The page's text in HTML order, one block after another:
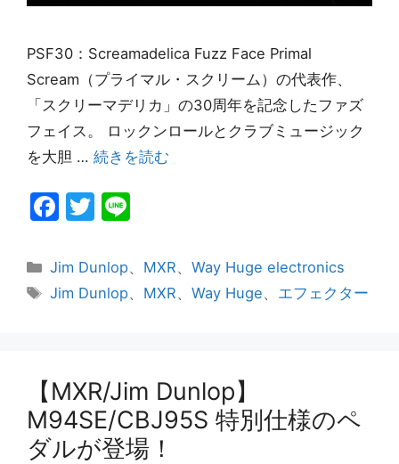
PSF30：Screamadelica Fuzz Face Primal
Scream（プライマル・スクリーム）の代表作、
「スクリーマデリカ」の30周年を記念したファズ
フェイス。 ロックンロールとクラブミュージック
を大胆 … 続きを読む
F
c
e
o
k
T
itt
er
e
カ
テ
Jim Dunlop、 MXR、Way Huge electronics
タ
Jim Dunlop、 MXR、Way Huge、 エフェクター
【MXR/Jim Dunlop】
M94SE/CBJ95S 特別仕様のペ
ダルが登場！